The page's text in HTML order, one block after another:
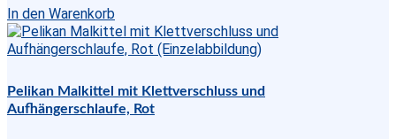
In den Warenkorb
Pelikan Malkittel mit Klettverschluss und
Aufhängerschlaufe, Rot